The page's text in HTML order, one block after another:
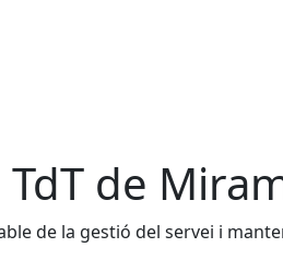
de
de la gestió del servei i